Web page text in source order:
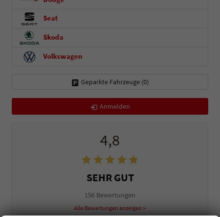
Seat
Skoda
Volkswagen
Geparkte Fahrzeuge (0)
Anmelden
4,8
SEHR GUT
156 Bewertungen
Alle Bewertungen anzeigen >